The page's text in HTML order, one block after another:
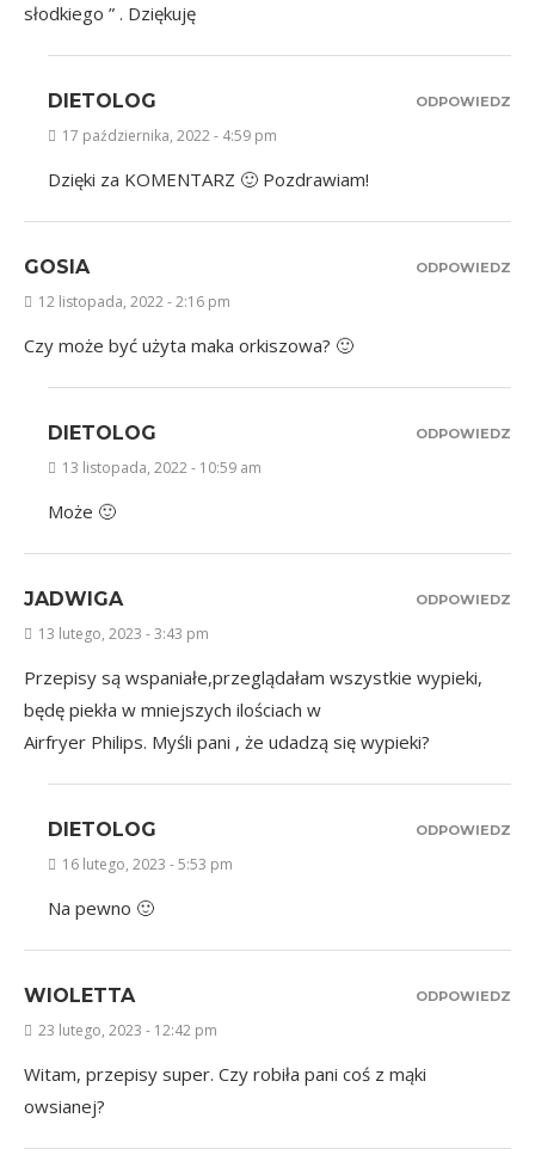
słodkiego ” . Dziękuję
DIETOLOG
17 października, 2022 - 4:59 pm
Dzięki za KOMENTARZ 🙂 Pozdrawiam!
ODPOWIEDZ
GOSIA
12 listopada, 2022 - 2:16 pm
Czy może być użyta maka orkiszowa? 🙂
ODPOWIEDZ
DIETOLOG
13 listopada, 2022 - 10:59 am
Może 🙂
ODPOWIEDZ
JADWIGA
13 lutego, 2023 - 3:43 pm
Przepisy są wspaniałe,przeglądałam wszystkie wypieki,
będę piekła w mniejszych ilościach w
Airfryer Philips. Myśli pani , że udadzą się wypieki?
ODPOWIEDZ
DIETOLOG
16 lutego, 2023 - 5:53 pm
Na pewno 🙂
ODPOWIEDZ
WIOLETTA
23 lutego, 2023 - 12:42 pm
Witam, przepisy super. Czy robiła pani coś z mąki
owsianej?
ODPOWIEDZ